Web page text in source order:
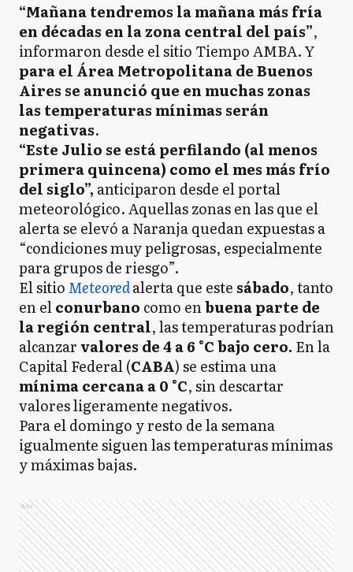
“Mañana tendremos la mañana más fría
en décadas en la zona central del país”,
informaron desde el sitio Tiempo AMBA. Y
para el Área Metropolitana de Buenos
Aires se anunció que en muchas zonas
las temperaturas mínimas serán
negativas.
“Este Julio se está perfilando (al menos
primera quincena) como el mes más frío
del siglo”, anticiparon desde el portal
meteorológico. Aquellas zonas en las que el
alerta se elevó a Naranja quedan expuestas a
“condiciones muy peligrosas, especialmente
para grupos de riesgo”.
El sitio Meteoredalerta que este sábado, tanto
en elconurbano como enbuena parte de
la región central, las temperaturas podrían
alcanzarvalores de 4 a 6 °C bajo cero. En la
Capital Federal (CABA) se estima una
mínima cercana a 0 °C, sin descartar
valores ligeramente negativos.
Para el domingo y resto de la semana
igualmente siguen las temperaturas mínimas
y máximas bajas.
Ads